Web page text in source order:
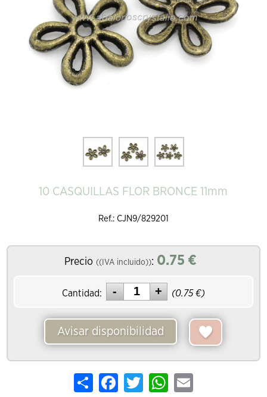
10 CASQUILLAS FLOR BRONCE 11mm
Ref.: CJN9/829201
Precio ((IVA incluido)): 0.75 €
Cantidad: (0.75€)
Avisar disponibilidad
Share FacebookTwitterWhatsApp
Email